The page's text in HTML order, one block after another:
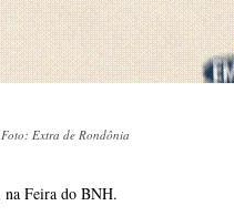
Extra de Rondônia
na Feira do BNH.